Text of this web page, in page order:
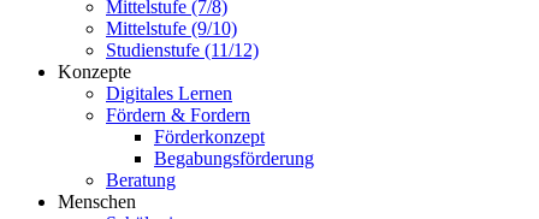
Mittelstufe (7/8)
Mittelstufe (9/10)
Studienstufe (11/12)
Konzepte
Digitales Lernen
Fördern & Fordern
Förderkonzept
Begabungsförderung
Beratung
Menschen